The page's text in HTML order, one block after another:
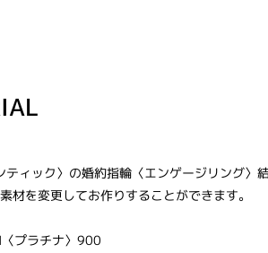
ィック〉の婚約指輪〈エンゲージリング〉
材を変更してお作りすることができます。
プラチナ〉900